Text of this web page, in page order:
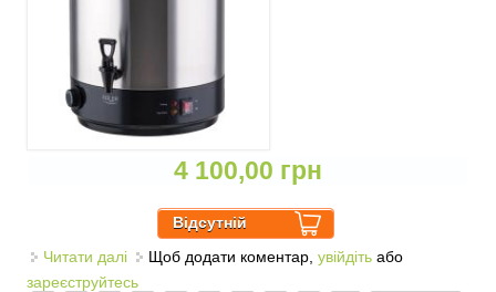
4 100,00 грн
Читати далі про ПРИЛАД ДЛЯ ДОМАШНЬОГО
КОНСЕРВУВАННЯ ТА ПАСТЕРИЗАЦІЇ,
Щоб додати коментар,увійдіть або
зареєструйтесь